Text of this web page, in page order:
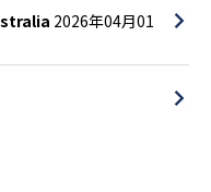
2026年04月01